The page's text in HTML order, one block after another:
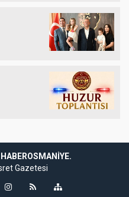
Gazetesi
girişgrandpashabet